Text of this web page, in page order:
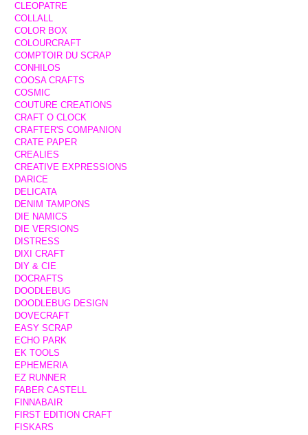
CLEOPATRE
COLLALL
COLOR BOX
COLOURCRAFT
COMPTOIR DU SCRAP
CONHILOS
COOSA CRAFTS
COSMIC
COUTURE CREATIONS
CRAFT O CLOCK
CRAFTER'S COMPANION
CRATE PAPER
CREALIES
CREATIVE EXPRESSIONS
DARICE
DELICATA
DENIM TAMPONS
DIE NAMICS
DIE VERSIONS
DISTRESS
DIXI CRAFT
DIY & CIE
DOCRAFTS
DOODLEBUG
DOODLEBUG DESIGN
DOVECRAFT
EASY SCRAP
ECHO PARK
EK TOOLS
EPHEMERIA
EZ RUNNER
FABER CASTELL
FINNABAIR
FIRST EDITION CRAFT
FISKARS